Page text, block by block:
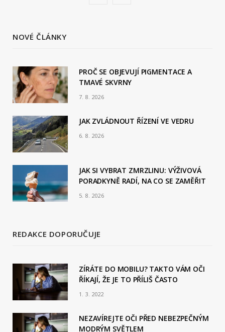
b
o
k
NOVÉ ČLÁNKY
PROČ SE OBJEVUJÍ PIGMENTACE A
TMAVÉ SKVRNY
7. 8. 2026
JAK ZVLÁDNOUT ŘÍZENÍ VE VEDRU
6. 8. 2026
JAK SI VYBRAT ZMRZLINU: VÝŽIVOVÁ
PORADKYNĚ RADÍ, NA CO SE ZAMĚŘIT
5. 8. 2026
REDAKCE DOPORUČUJE
ZÍRÁTE DO MOBILU? TAKTO VÁM OČI
ŘÍKAJÍ, ŽE JE TO PŘÍLIŠ ČASTO
1. 3. 2022
NEZAVÍREJTE OČI PŘED NEBEZPEČNÝM
MODRÝM SVĚTLEM